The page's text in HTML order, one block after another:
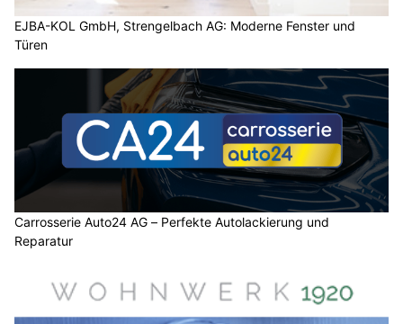
EJBA-KOL GmbH, Strengelbach AG: Moderne Fenster und
Türen
Carrosserie Auto24 AG – Perfekte Autolackierung und
Reparatur